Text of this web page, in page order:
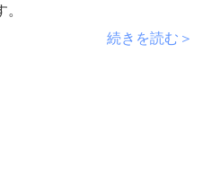
続きを読む＞